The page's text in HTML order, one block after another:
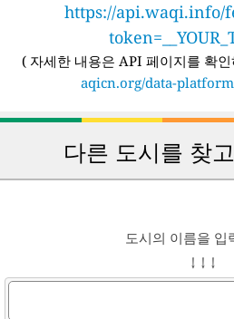
https://api.waqi.info/
( 자세한 내용은 API 페이지를 확
aqicn.org/data-
다른 도시를 찾
도시의 이름을 입
↓ ↓ ↓